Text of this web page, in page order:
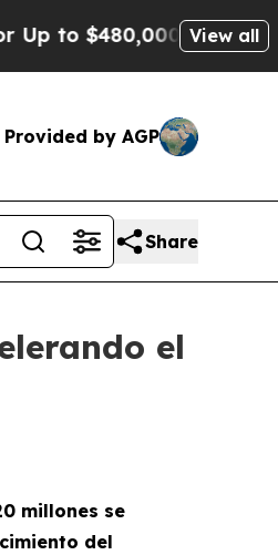
After Being Wrongly
View all
Provided by AGP
Share
el
millones se
del